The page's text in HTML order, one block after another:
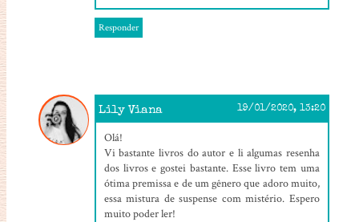
Responder
Lily Viana 19/01/2020, 13:20
Olá!
Vi bastante livros do autor e li algumas resenha
dos livros e gostei bastante. Esse livro tem uma
ótima premissa e de um gênero que adoro muito,
essa mistura de suspense com mistério. Espero
muito poder ler!